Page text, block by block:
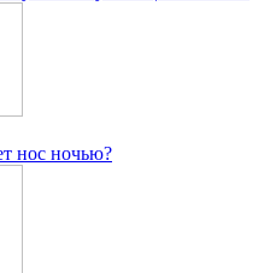
нос ночью?